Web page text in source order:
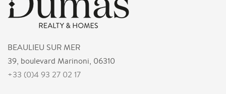
BEAULIEU SUR MER
39, boulevard Marinoni, 06310
+33 (0)4 93 27 02 17